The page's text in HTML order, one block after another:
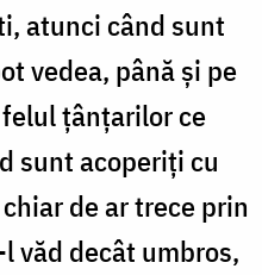
atunci când sunt
vedea, până și pe
țân­țarilor ce
sunt acoperiți cu
de ar trece prin
văd decât umbros,